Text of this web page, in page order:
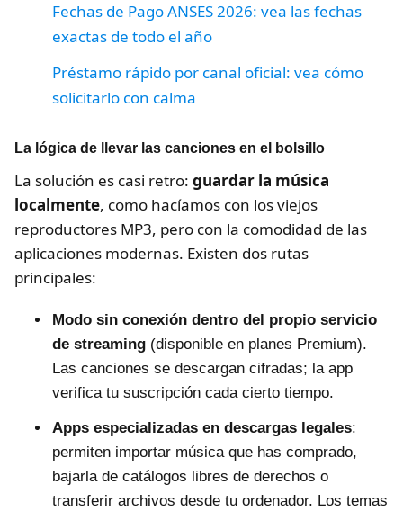
Fechas de Pago ANSES 2026: vea las fechas
exactas de todo el año
Préstamo rápido por canal oficial: vea cómo
solicitarlo con calma
La lógica de llevar las canciones en el bolsillo
La solución es casi retro: guardar la música
localmente, como hacíamos con los viejos
reproductores MP3, pero con la comodidad de las
aplicaciones modernas. Existen dos rutas
principales:
Modo sin conexión dentro del propio servicio
de streaming (disponible en planes Premium).
Las canciones se descargan cifradas; la app
verifica tu suscripción cada cierto tiempo.
Apps especializadas en descargas legales:
permiten importar música que has comprado,
bajarla de catálogos libres de derechos o
transferir archivos desde tu ordenador. Los temas